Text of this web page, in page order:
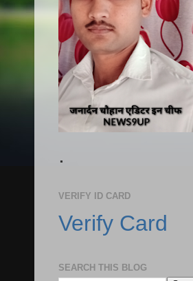
.
VERIFY ID CARD
Verify Card
SEARCH THIS BLOG